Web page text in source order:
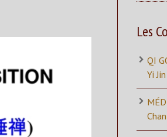
Les
QI
Yi
Chan